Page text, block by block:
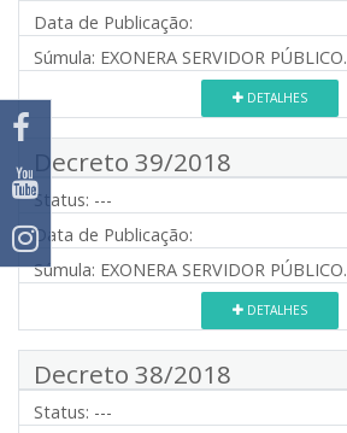
Data de Publicação:
Súmula: EXONERA SERVIDOR PÚBLICO.
DETALHES
Decreto 39/2018
Status: ---
Data de Publicação:
Súmula: EXONERA SERVIDOR PÚBLICO.
DETALHES
Decreto 38/2018
Status: ---